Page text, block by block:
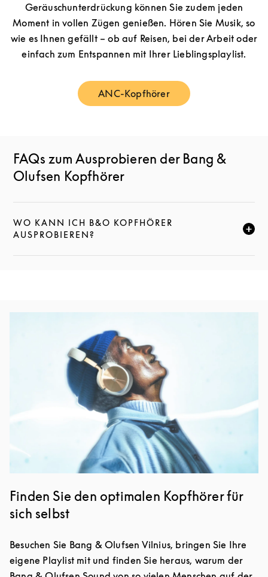
Geräuschunterdrückung können Sie zudem jeden
Moment in vollen Zügen genießen. Hören Sie Musik, so
wie es Ihnen gefällt – ob auf Reisen, bei der Arbeit oder
einfach zum Entspannen mit Ihrer Lieblingsplaylist.
ANC-KopfhörerLink Opens in New Tab
FAQs zum Ausprobieren der Bang &
Olufsen Kopfhörer
WO KANN ICH B&O KOPFHÖRER
AUSPROBIEREN?
KLICKE HIER, UM DIESE BESCHREIBUNG ZU
Finden Sie den optimalen Kopfhörer für
sich selbst
Besuchen Sie Bang & Olufsen Vilnius, bringen Sie Ihre
eigene Playlist mit und finden Sie heraus, warum der